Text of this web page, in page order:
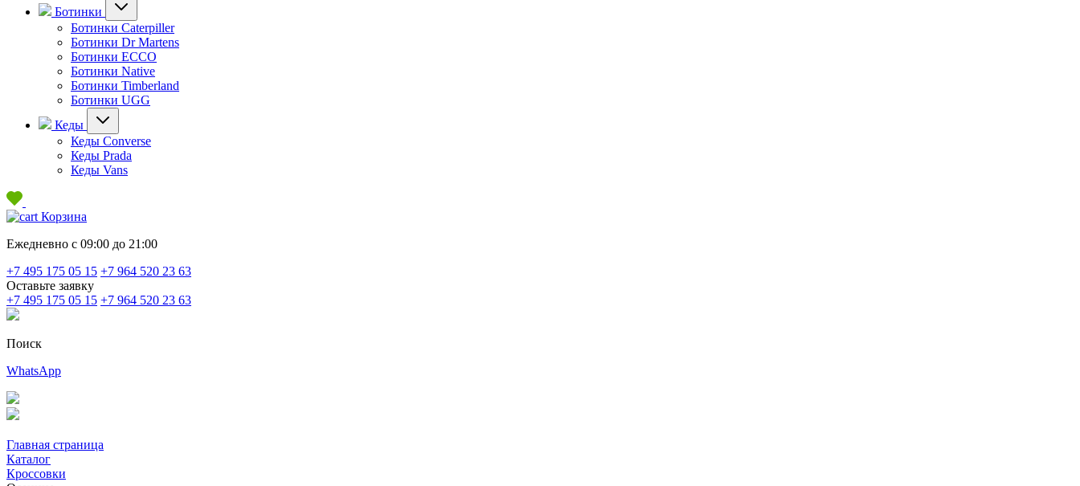
Ботинки
Ботинки Caterpiller
Ботинки Dr Martens
Ботинки ECCO
Ботинки Native
Ботинки Timberland
Ботинки UGG
Кеды
Кеды Converse
Кеды Prada
Кеды Vans
Корзина
Ежедневно с 09:00 до 21:00
+7 495 175 05 15 +7 964 520 23 63
Оставьте заявку
+7 495 175 05 15 +7 964 520 23 63
Поиск
WhatsApp
Главная страница
Каталог
Кроссовки